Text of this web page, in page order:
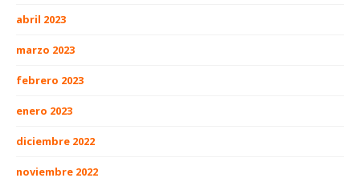
abril 2023
marzo 2023
febrero 2023
enero 2023
diciembre 2022
noviembre 2022